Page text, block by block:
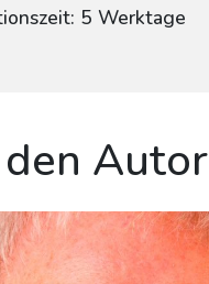
5 Werktage
Autor